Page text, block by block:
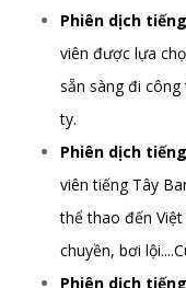
Phiên dịch
viên được lựa
sẵn sàng đi
ty.
Phiên dịch
viên tiếng Tây
thể thao đến
chuyền, bơi
Phiên dịch